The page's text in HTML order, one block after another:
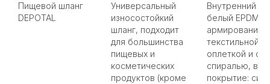
Пищевой шланг
DEPOTAL
Универсальный
износостойкий
шланг, подходит
для большинства
пищевых и
косметических
продуктов (кроме
Внутренний
белый EPDM,
армирование
текстильной
оплеткой и
спиралью,
покрытие: